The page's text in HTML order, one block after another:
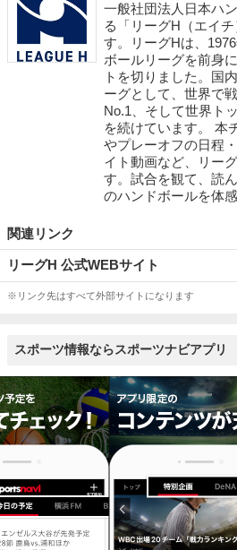
一般社団法人日本ハ
る「リーグH（エイ
す。リーグHは、
ボールリーグを前身
トを切りました。国
ーグとして、世界で
No.1、そして世界ト
を続けています。 本
やプレーオフの日程
イト動画など、リー
す。試合を観て、読
のハンドボールを体
関連リンク
リーグH 公式WEBサイト
※リンク先はすべて外部サイトになります
スポーツ情報ならスポーツナビアプリ